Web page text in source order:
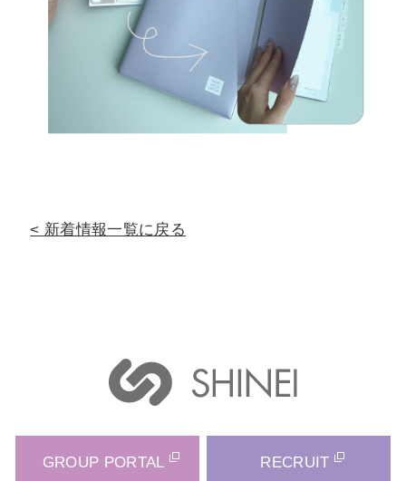
新着情報一覧に戻る
GROUP PORTAL RECRUIT